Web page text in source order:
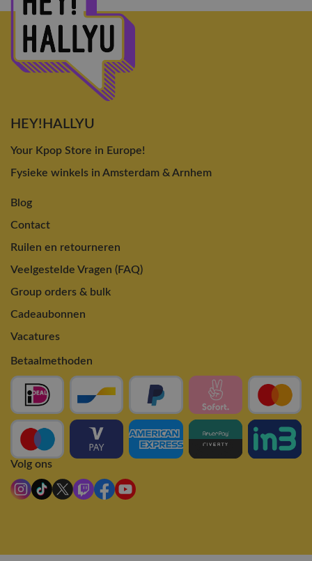
HEY!HALLYU
Your Kpop Store in Europe!
Fysieke winkels in Amsterdam & Arnhem
Blog
Contact
Ruilen en retourneren
Veelgestelde Vragen (FAQ)
Group orders & bulk
Cadeaubonnen
Vacatures
Betaalmethoden
Volg ons